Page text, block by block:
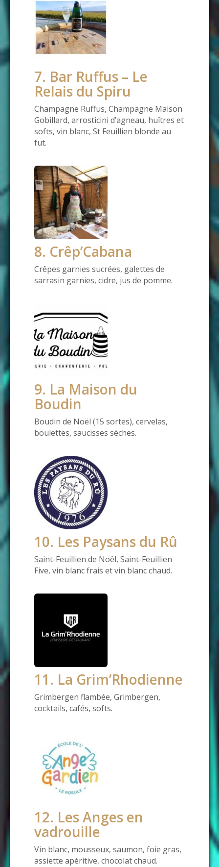
7. Bar Ruffus – Le
Relais du Spiru
Champagne Ruffus, Champagne Maison
Gobillard, arrosticini d’agneau, huîtres et
softs, vin blanc, St Feuillien blonde au
fut.
8. Crêp’Cabana
Crêpes garnies sucrées, galettes de
sarrasin garnies, cidre, jus de pomme.
9. La Maison du
Boudin
Boudin de Noël (15 sortes), cervelas,
boulettes, saucisses sèches.
10. Les Paysans du Rû
Saint-Feuillien de Noël, Saint-Feuillien
Five, vin blanc frais et vin blanc chaud.
11. La Grim’Rhodienne
Grimbergen flambée, Grimbergen,
cocktails, cafés, softs.
12. Les Anges en
vadrouille
Vin blanc, mousseux, saumon, foie gras,
assiette apéritive, chocolat chaud.